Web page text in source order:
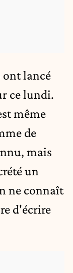
ont lancé
ce lundi.
même
de
mais
un
ne connaît
d'écrire